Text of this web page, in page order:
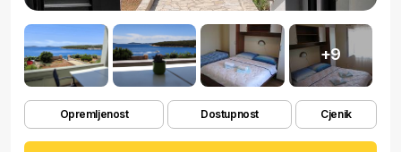
+9
Opremljenost Dostupnost Cjenik